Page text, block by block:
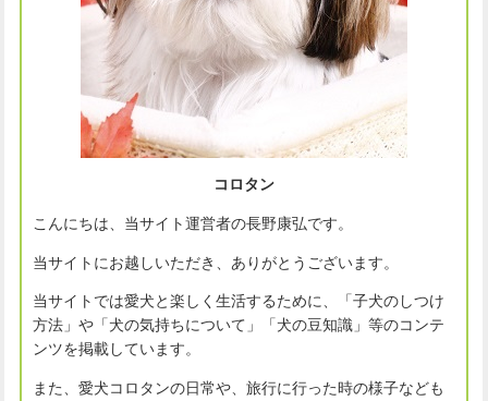
コロタン
こんにちは、当サイト運営者の長野康弘です。
当サイトにお越しいただき、ありがとうございます。
当サイトでは愛犬と楽しく生活するために、「子犬のしつけ
方法」や「犬の気持ちについて」「犬の豆知識」等のコンテ
ンツを掲載しています。
また、愛犬コロタンの日常や、旅行に行った時の様子なども